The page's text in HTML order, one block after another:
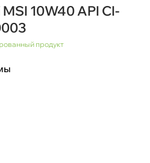
10W40 API CI-
продукт